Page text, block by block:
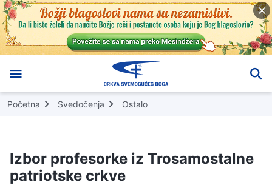
Početna Svedočenja Ostalo
Izbor profesorke iz Trosamostalne
patriotske crkve